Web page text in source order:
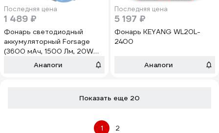
Последняя цена
1 489 ₽
Фонарь светодиодный
аккумуляторный Forsage
(3600 мАч, 1500 Лм, 20W
COB) F-EL1131(61438)
Аналоги
Последняя цена
5 197 ₽
Фонарь KEYANG WL20L-
2400
Аналоги
Показать еще 20
1 2